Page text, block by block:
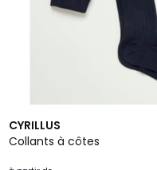
CYRILLUS
Collants à côtes
5
Couleurs